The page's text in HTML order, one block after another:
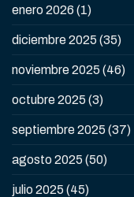
enero 2026 (1)
diciembre 2025 (35)
noviembre 2025 (46)
octubre 2025 (3)
septiembre 2025 (37)
agosto 2025 (50)
julio 2025 (45)